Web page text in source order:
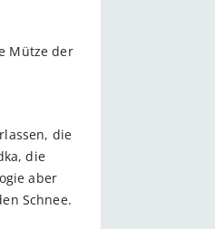
Mütze der
die
die
aber
Schnee.